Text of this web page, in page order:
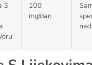
3
100
mg/dan